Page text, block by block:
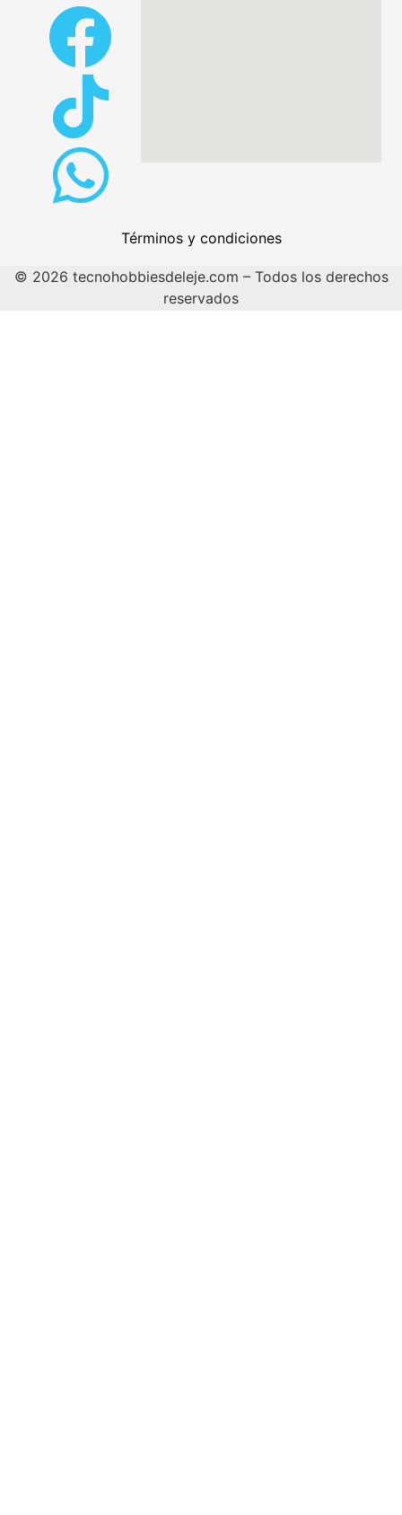
Términos y condiciones
© 2026 tecnohobbiesdeleje.com – Todos los derechos
reservados